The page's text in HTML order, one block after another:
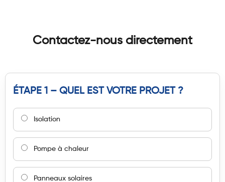
Contactez-nous directement
ÉTAPE 1 – QUEL EST VOTRE PROJET ?
Isolation
Pompe à chaleur
Panneaux solaires